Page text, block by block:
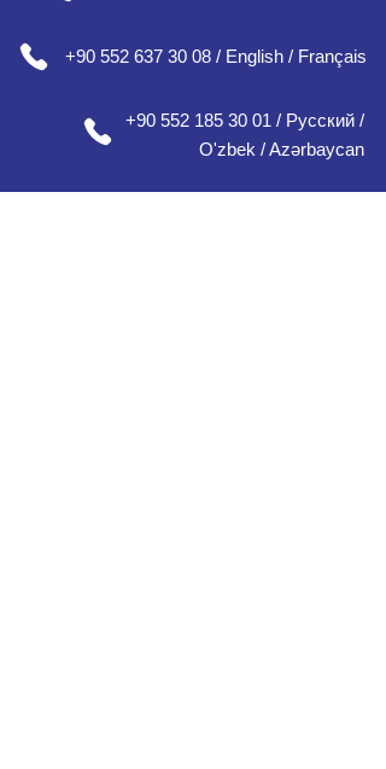
+90 552 637 30 08 / English / Français
+90 552 185 30 01 / Русский /
О'zbek / Azərbaycan